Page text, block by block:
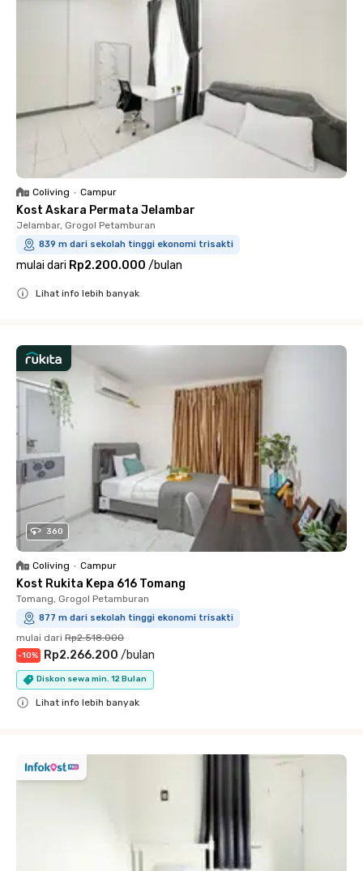
Coliving • Campur
Kost Askara Permata Jelambar
Jelambar, Grogol Petamburan
839 m dari sekolah tinggi ekonomi trisakti
mulai dari Rp2.200.000 /bulan
Lihat info lebih banyak
360
Coliving • Campur
Kost Rukita Kepa 616 Tomang
Tomang, Grogol Petamburan
877 m dari sekolah tinggi ekonomi trisakti
mulai dari Rp2.518.000
-10% Rp2.266.200 /bulan
Diskon sewa min. 12 Bulan
Lihat info lebih banyak